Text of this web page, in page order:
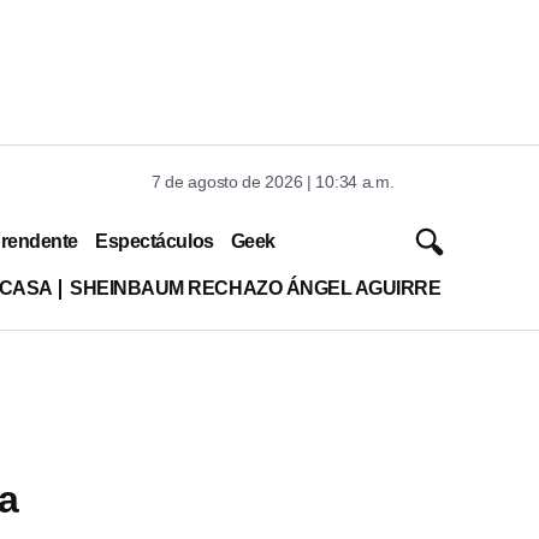
7 de agosto de 2026 | 10:34 a.m.
Espectáculos Geek
SHEINBAUM RECHAZO ÁNGEL AGUIRRE